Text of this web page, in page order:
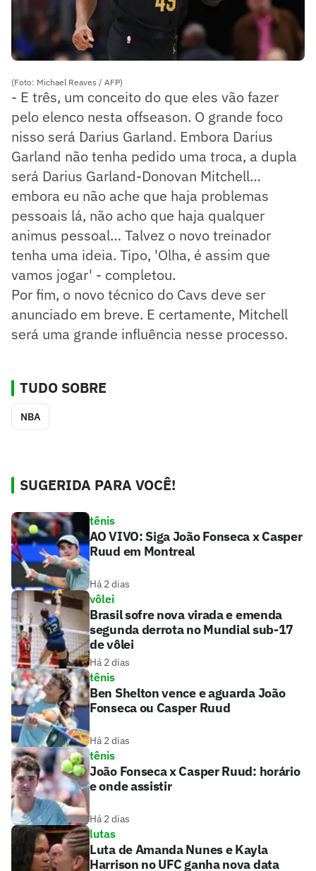
(Foto: Michael Reaves / AFP)
- E três, um conceito do que eles vão fazer
pelo elenco nesta offseason. O grande foco
nisso será Darius Garland. Embora Darius
Garland não tenha pedido uma troca, a dupla
será Darius Garland-Donovan Mitchell…
embora eu não ache que haja problemas
pessoais lá, não acho que haja qualquer
animus pessoal… Talvez o novo treinador
tenha uma ideia. Tipo, 'Olha, é assim que
vamos jogar' - completou.
Por fim, o novo técnico do Cavs deve ser
anunciado em breve. E certamente, Mitchell
será uma grande influência nesse processo.
TUDO SOBRE
NBA
SUGERIDA PARA VOCÊ!
tênis
AO VIVO: Siga João Fonseca x Casper
Ruud em Montreal
Há 2 dias
vôlei
Brasil sofre nova virada e emenda
segunda derrota no Mundial sub-17
de vôlei
Há 2 dias
tênis
Ben Shelton vence e aguarda João
Fonseca ou Casper Ruud
Há 2 dias
tênis
João Fonseca x Casper Ruud: horário
e onde assistir
Há 2 dias
lutas
Luta de Amanda Nunes e Kayla
Harrison no UFC ganha nova data